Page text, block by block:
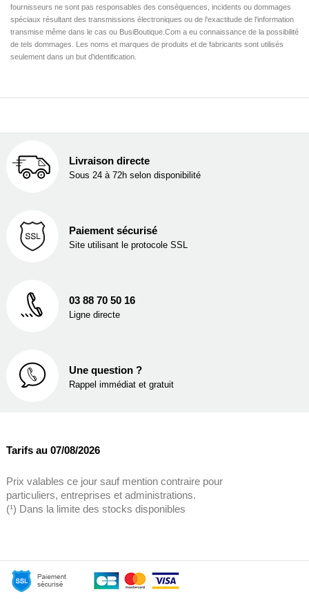
fournisseurs ne sont pas responsables des conséquences, incidents ou dommages
spéciaux résultant des transmissions électroniques ou de l'exactitude de l'information
transmise même dans le cas ou BusiBoutique.Com a eu connaissance de la possibilité
de tels dommages. Les noms et marques de produits et de fabricants sont utilisés
seulement dans un but d'identification.
Livraison directe
Sous 24 à 72h selon disponibilité
Paiement sécurisé
Site utilisant le protocole SSL
03 88 70 50 16
Ligne directe
Une question ?
Rappel immédiat et gratuit
Tarifs au 07/08/2026
Prix valables ce jour sauf mention contraire pour
particuliers, entreprises et administrations.
(¹) Dans la limite des stocks disponibles